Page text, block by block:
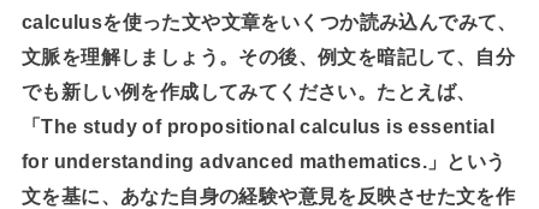
calculusを使った文や文章をいくつか読み込んでみて、
文脈を理解しましょう。その後、例文を暗記して、自分
でも新しい例を作成してみてください。たとえば、
「The study of propositional calculus is essential
for understanding advanced mathematics.」という
文を基に、あなた自身の経験や意見を反映させた文を作